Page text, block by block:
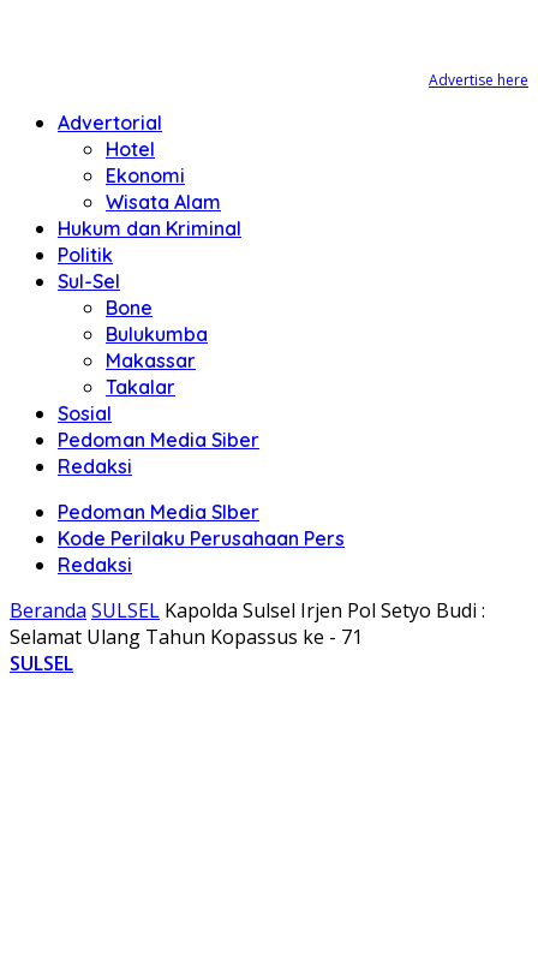
Advertise here
Advertorial
Hotel
Ekonomi
Wisata Alam
Hukum dan Kriminal
Politik
Sul-Sel
Bone
Bulukumba
Makassar
Takalar
Sosial
Pedoman Media Siber
Redaksi
Pedoman Media SIber
Kode Perilaku Perusahaan Pers
Redaksi
Beranda SULSEL Kapolda Sulsel Irjen Pol Setyo Budi :
Selamat Ulang Tahun Kopassus ke - 71
SULSEL